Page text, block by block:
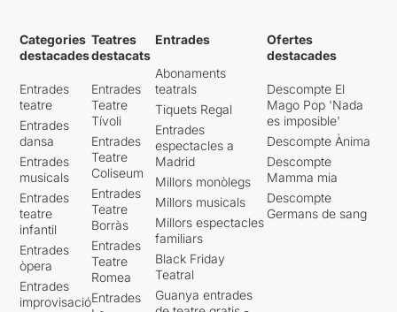
Categories
destacades
Entrades
teatre
Entrades
dansa
Entrades
musicals
Entrades
teatre
infantil
Entrades
òpera
Entrades
improvisació
Teatres
destacats
Entrades
Teatre
Tívoli
Entrades
Teatre
Coliseum
Entrades
Teatre
Borràs
Entrades
Teatre
Romea
Entrades
Entrades
Abonaments
teatrals
Tiquets Regal
Entrades
espectacles a
Madrid
Millors monòlegs
Millors musicals
Millors espectacles
familiars
Black Friday
Teatral
Guanya entrades
Ofertes
destacades
Descompte El
Mago Pop 'Nada
es imposible'
Descompte Ànima
Descompte
Mamma mia
Descompte
Germans de sang